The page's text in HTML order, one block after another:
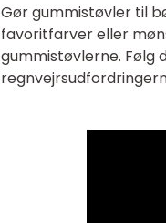
Gør gummistøvler til
favoritfarver eller
gummistøvlerne. Følg